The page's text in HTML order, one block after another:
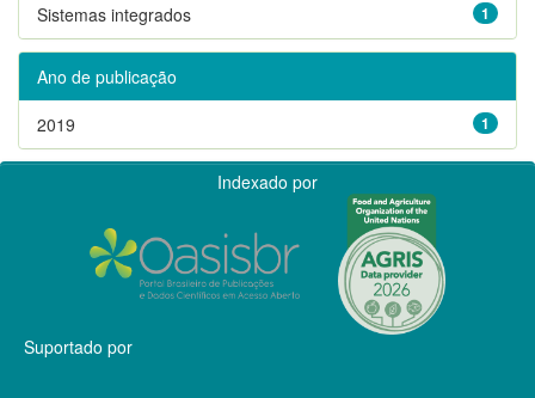
1
Sistemas integrados
Ano de publicação
1
2019
Indexado por
Suportado por